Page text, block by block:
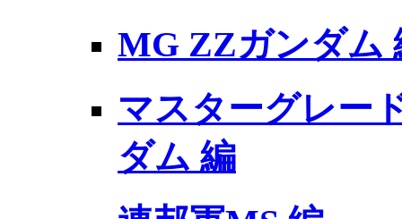
MG ZZガンダム
マスターグレー
ダム 編